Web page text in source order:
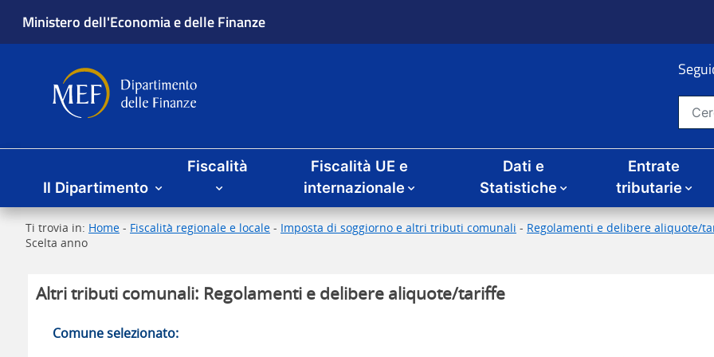
Ministero dell'Economia e delle Finanze
Dipartimento delle Finanze Cerca nel
Menu principale
Il Dipartimento
Fiscalità
Fiscalità UE e
internazionale
Dati e
Statistiche
Entrate
tributarie
Ti trovia in: Home - Fiscalità regionale e locale - Imposta di soggiorno e altri tributi comunali - Regolamenti e delibere aliquote/
Scelta anno
Altri tributi comunali: Regolamenti e delibere aliquote/tariffe
Comune selezionato: